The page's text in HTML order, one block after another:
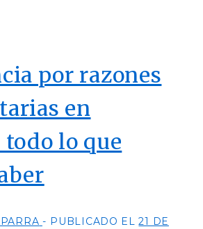
por razones
en
todo lo que
PUBLICADO EL21 DE